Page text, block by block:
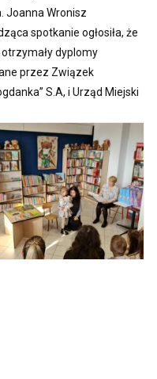
Joanna Wronisz
spotkanie ogłosiła, że
otrzymały dyplomy
przez Związek
S.A, i Urząd Miejski